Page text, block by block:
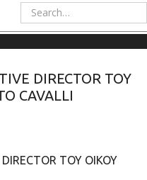
DIRECTOR ΤΟΥ
CAVALLI